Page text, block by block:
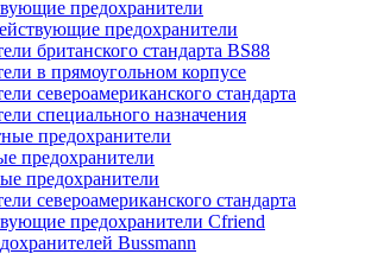
предохранители
предохранители
британского стандарта BS88
в прямоугольном корпусе
североамериканского стандарта
специального назначения
предохранители
предохранители
предохранители
североамериканского стандарта
предохранители Cfriend
Bussmann